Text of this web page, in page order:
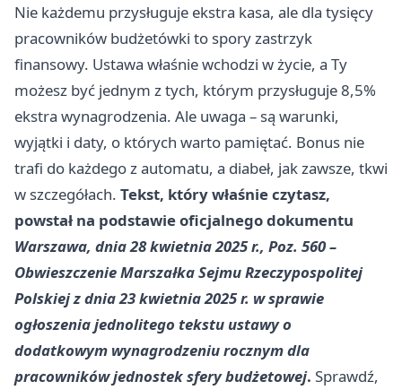
Nie każdemu przysługuje ekstra kasa, ale dla tysięcy
pracowników budżetówki to spory zastrzyk
finansowy. Ustawa właśnie wchodzi w życie, a Ty
możesz być jednym z tych, którym przysługuje 8,5%
ekstra wynagrodzenia. Ale uwaga – są warunki,
wyjątki i daty, o których warto pamiętać. Bonus nie
trafi do każdego z automatu, a diabeł, jak zawsze, tkwi
w szczegółach. Tekst, który właśnie czytasz,
powstał na podstawie oficjalnego dokumentu
Warszawa, dnia 28 kwietnia 2025 r., Poz. 560 –
Obwieszczenie Marszałka Sejmu Rzeczypospolitej
Polskiej z dnia 23 kwietnia 2025 r. w sprawie
ogłoszenia jednolitego tekstu ustawy o
dodatkowym wynagrodzeniu rocznym dla
pracowników jednostek sfery budżetowej. Sprawdź,